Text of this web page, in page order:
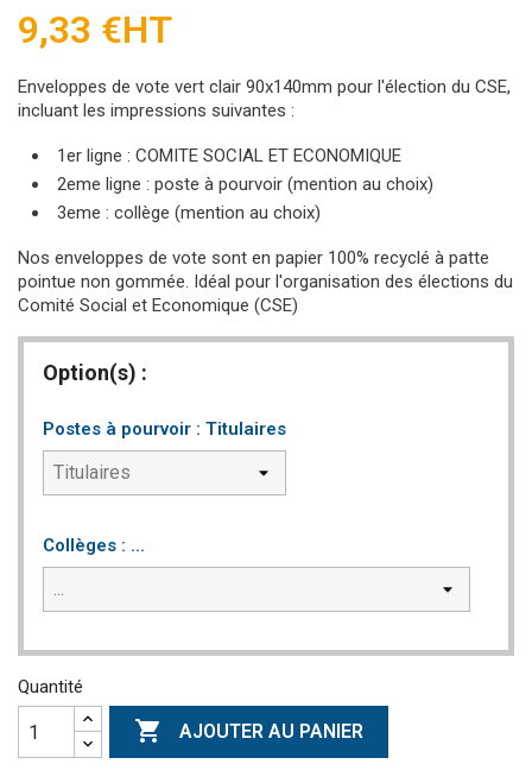
9,33 €HT
Enveloppes de vote vert clair 90x140mm pour l'élection du CSE,
incluant les impressions suivantes :
1er ligne : COMITE SOCIAL ET ECONOMIQUE
2eme ligne : poste à pourvoir (mention au choix)
3eme : collège (mention au choix)
Nos enveloppes de vote sont en papier 100% recyclé à patte
pointue non gommée. Idéal pour l'organisation des élections du
Comité Social et Economique (CSE)
Option(s) :
Postes à pourvoir : Titulaires
Collèges : ...
Quantité
 AJOUTER AU PANIER